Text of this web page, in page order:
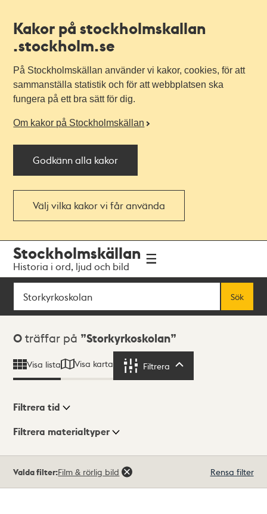
Kakor på stockholmskallan
.stockholm.se
På Stockholmskällan använder vi kakor, cookies, för att
sammanställa statistik och för att webbplatsen ska
fungera på ett bra sätt för dig.
Om kakor på Stockholmskällan
Godkänn alla kakor
Välj vilka kakor vi får använda
navigationen
huvudinnehållet
Stockholmskällan
Historia i ord, ljud och bild
Sök
Sök
Sökresultat
0 träffar på Storkyrkoskolan
Visa lista Visa karta Filtrera
Visningsläge
Filtrera tid
Filtrera materialtyper
träffar
Valda filter:Film & rörlig bild Rensa filter